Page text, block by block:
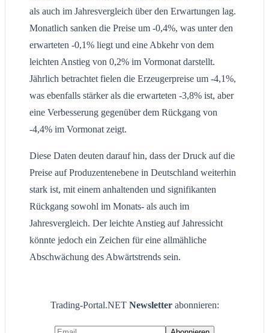
als auch im Jahresvergleich über den Erwartungen lag.
Monatlich sanken die Preise um -0,4%, was unter den
erwarteten -0,1% liegt und eine Abkehr von dem
leichten Anstieg von 0,2% im Vormonat darstellt.
Jährlich betrachtet fielen die Erzeugerpreise um -4,1%,
was ebenfalls stärker als die erwarteten -3,8% ist, aber
eine Verbesserung gegenüber dem Rückgang von
-4,4% im Vormonat zeigt.
Diese Daten deuten darauf hin, dass der Druck auf die
Preise auf Produzentenebene in Deutschland weiterhin
stark ist, mit einem anhaltenden und signifikanten
Rückgang sowohl im Monats- als auch im
Jahresvergleich. Der leichte Anstieg auf Jahressicht
könnte jedoch ein Zeichen für eine allmähliche
Abschwächung des Abwärtstrends sein.
Trading-Portal.NET Newsletter abonnieren: